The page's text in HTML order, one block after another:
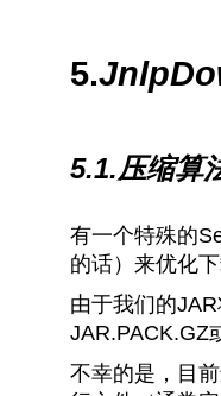
5.
5.1.压缩算
有一个特殊的
的话）来优化
由于我们的
JAR.PACK.GZ
不幸的是，目